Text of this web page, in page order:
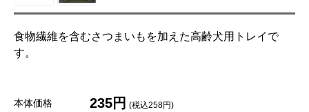
食物繊維を含むさつまいもを加えた高齢犬用トレイで
す。
本体価格 235円 (税込258円)